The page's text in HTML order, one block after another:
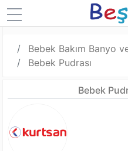
Bebek Bakım Banyo
Bebek Pudrası
Bebek